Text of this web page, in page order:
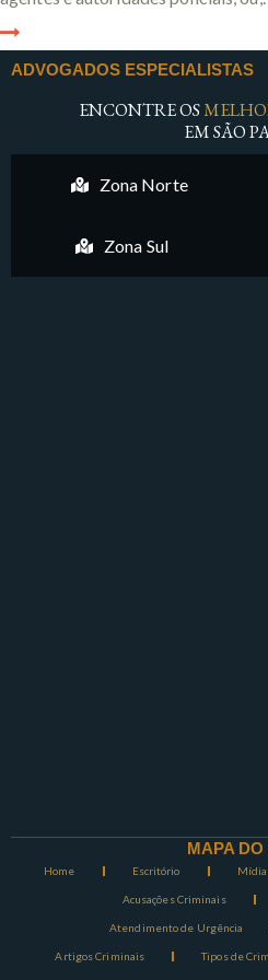
ADVOGADOS ESPECIALISTAS
ENCONTRE OS
EM SÃO
Zona Norte
Zona Sul
MAPA DO
Home Escritório Mídia
Acusações Criminais
Atendimento de Urgência
Artigos Criminais Tipos de